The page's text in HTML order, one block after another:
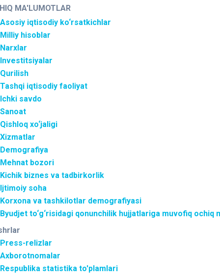
MA'LUMOTLAR
Asosiy iqtisodiy ko‘rsatkichlar
Milliy hisoblar
Narxlar
Investitsiyalar
Qurilish
Tashqi iqtisodiy faoliyat
Ichki savdo
Sanoat
Qishloq xo‘jaligi
Xizmatlar
Demografiya
Mehnat bozori
Kichik biznes va tadbirkorlik
Ijtimoiy soha
Korxona va tashkilotlar demografiyasi
Byudjet to‘g‘risidagi qonunchilik hujjatlariga muvofiq ochiq
Press-relizlar
Axborotnomalar
Respublika statistika to'plamlari